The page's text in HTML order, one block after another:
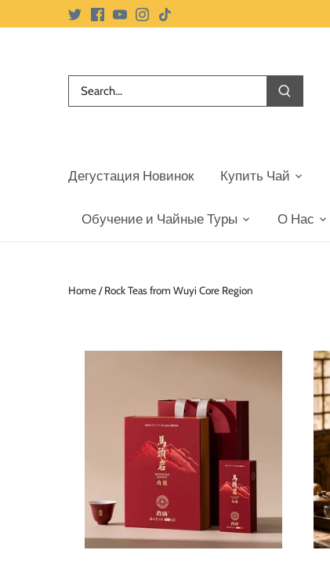
Дегустация Новинок Купить Чай
Обучение и Чайные Туры О Нас
Home /Rock Teas from Wuyi Core Region